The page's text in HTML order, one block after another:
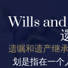
Wills and
遗嘱和遗产继承
划是指在一个